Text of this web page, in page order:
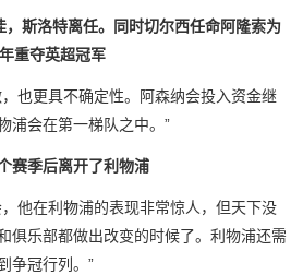
斯洛特离任。同时切尔西任命阿隆索为
重夺英超冠军
也更具不确定性。阿森纳会投入资金继
浦会在第一梯队之中。”
赛季后离开了利物浦
他在利物浦的表现非常惊人，但天下没
俱乐部都做出改变的时候了。利物浦还需
争冠行列。”